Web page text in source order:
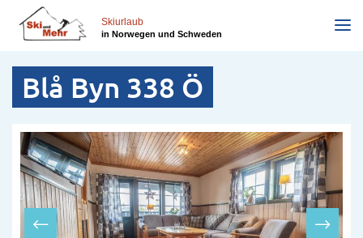
zum
Inhalt
Skiurlaub
in Norwegen und Schweden
Blå Byn 338 Ö